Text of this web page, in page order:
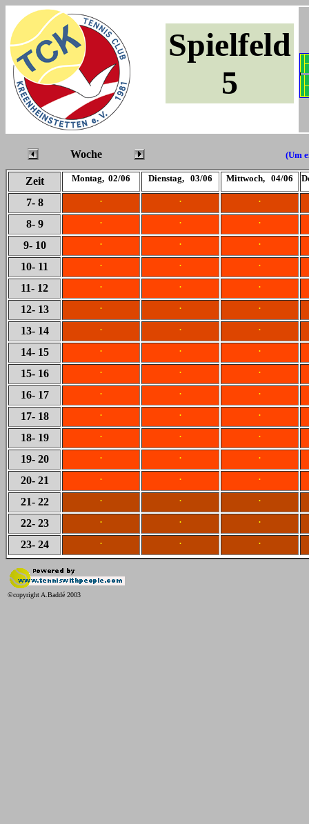
Spielfeld
5
Woche (Um
Zeit Montag, 02/06 Dienstag, 03/06 Mittwoch, 04/06
7- 8 . . .
8- 9 . . .
9- 10 . . .
10- 11 . . .
11- 12 . . .
12- 13 . . .
13- 14 . . .
14- 15 . . .
15- 16 . . .
16- 17 . . .
17- 18 . . .
18- 19 . . .
19- 20 . . .
20- 21 . . .
21- 22 . . .
22- 23 . . .
23- 24 . . .
©copyright A.Baddé 2003